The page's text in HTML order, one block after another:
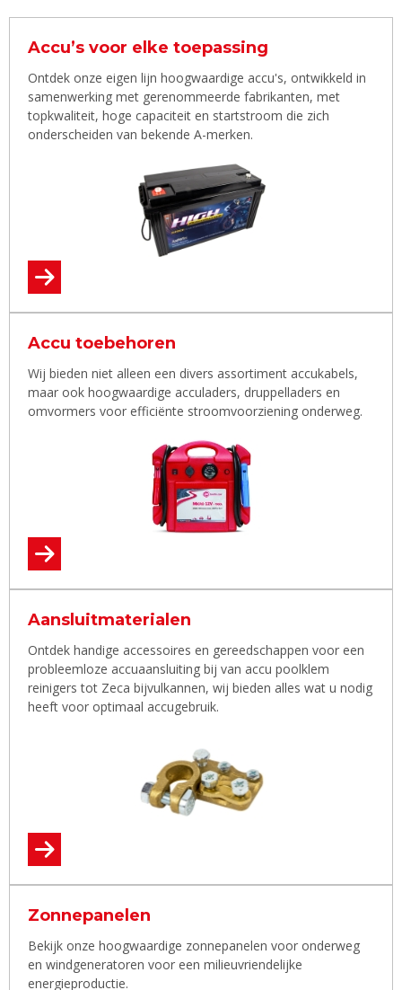
Accu’s voor elke toepassing
Ontdek onze eigen lijn hoogwaardige accu's, ontwikkeld in
samenwerking met gerenommeerde fabrikanten, met
topkwaliteit, hoge capaciteit en startstroom die zich
onderscheiden van bekende A-merken.
Accu toebehoren
Wij bieden niet alleen een divers assortiment accukabels,
maar ook hoogwaardige acculaders, druppelladers en
omvormers voor efficiënte stroomvoorziening onderweg.
Aansluitmaterialen
Ontdek handige accessoires en gereedschappen voor een
probleemloze accuaansluiting bij van accu poolklem
reinigers tot Zeca bijvulkannen, wij bieden alles wat u nodig
heeft voor optimaal accugebruik.
Zonnepanelen
Bekijk onze hoogwaardige zonnepanelen voor onderweg
en windgeneratoren voor een milieuvriendelijke
energieproductie.